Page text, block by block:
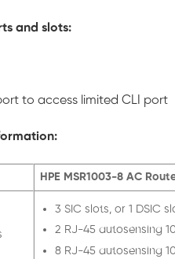
and slots:
to access limited CLI port
HPE MSR1003-8 AC
3 SIC slots, or 1 DSIC
2 RJ-45 autosensing
8 RJ-45 autosensing